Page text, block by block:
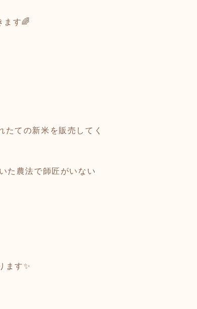
ます🌈
ての新米を販売してく
た農法で師匠がいない
ます✨